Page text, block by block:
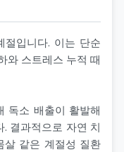
절입니다. 이는 단순
와 스트레스 누적 때
독소 배출이 활발해
결과적으로 자연 치
살 같은 계절성 질환